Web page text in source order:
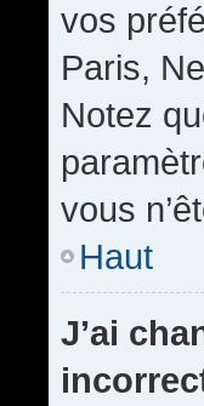
vos
Paris,
Notez
vous
Haut
J’ai